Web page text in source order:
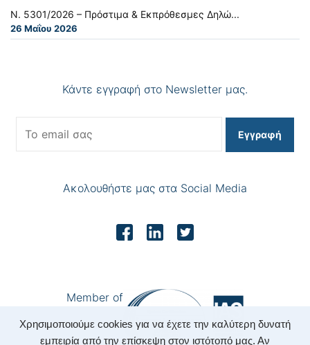
Χρησιμοποιούμε cookies για να έχετε την καλύτερη δυνατή
εμπειρία από την επίσκεψη στον ιστότοπό μας. Αν
Ν. 5301/2026 – Πρόστιμα & Εκπρόθεσμες Δηλώ...
26 Μαΐου 2026
Κάντε εγγραφή στο Newsletter μας.
Εγγραφή
Ακολουθήστε μας στα Social Media
Member of